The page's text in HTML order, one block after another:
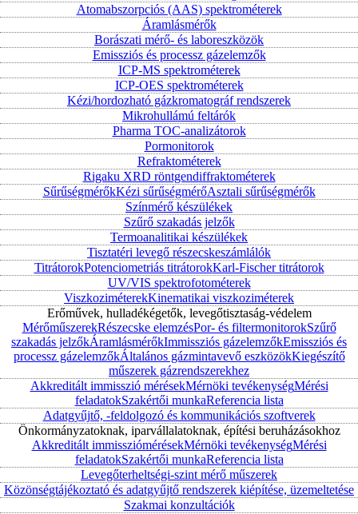
Atomabszorpciós (AAS) spektrométerek
Áramlásmérők
Borászati mérő- és laboreszközök
Emissziós és processz gázelemzők
ICP-MS spektrométerek
ICP-OES spektrométerek
Kézi/hordozható gázkromatográf rendszerek
Mikrohullámú feltárók
Pharma TOC-analizátorok
Pormonitorok
Refraktométerek
Rigaku XRD röntgendiffraktométerek
SűrűségmérőkKézi sűrűségmérőAsztali sűrűségmérők
Színmérő készülékek
Szűrő szakadás jelzők
Termoanalitikai készülékek
Tisztatéri levegő részecskeszámlálók
TitrátorokPotenciometriás titrátorokKarl-Fischer titrátorok
UV/VIS spektrofotométerek
ViszkoziméterekKinematikai viszkoziméterek
Erőművek, hulladékégetők, levegőtisztaság-védelem
MérőműszerekRészecske elemzésPor- és filtermonitorokSzűrő
szakadás jelzőkÁramlásmérőkImmissziós gázelemzőkEmissziós és
processz gázelemzőkÁltalános gázmintavevő eszközökKiegészítő
műszerek gázrendszerekhez
Akkreditált immisszió mérésekMérnöki tevékenységMérési
feladatokSzakértői munkaReferencia lista
Adatgyűjtő, -feldolgozó és kommunikációs szoftverek
Önkormányzatoknak, iparvállalatoknak, építési beruházásokhoz
Akkreditált immissziómérésekMérnöki tevékenységMérési
feladatokSzakértői munkaReferencia lista
Levegőterheltségi-szint mérő műszerek
Közönségtájékoztató és adatgyűjtő rendszerek kiépítése, üzemeltetése
Szakmai konzultációk